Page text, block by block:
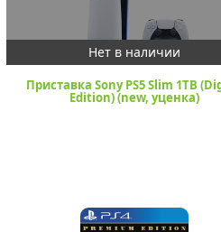
Приставка Sony PS5 Slim 1TB
Edition) (new, уценка)